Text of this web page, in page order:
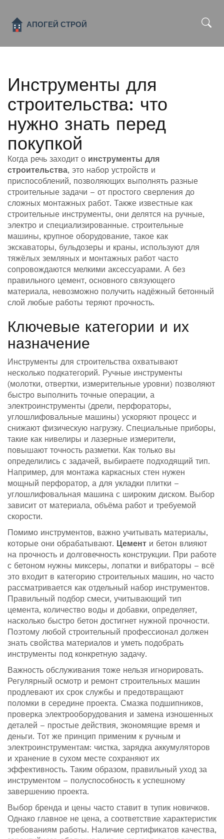
Инструменты для
строительства: что
нужно знать перед
покупкой
Когда речь заходит о инструменты для
строительства, это набор устройств и
приспособлений, позволяющих выполнять разные
строительные задачи – от простого сверления до
сложных монтажных работ. Также известные как
строительные инструменты, они делятся на ручные,
электро и специализированные. строительные
машины, крупное оборудование, такое как
экскаваторы, бульдозеры и краны, используют для
тяжёлых земляных и монтажных работ часто
сопровождаются мелкими аксессуарами. А без
правильного цемент, основного связующего
материала, невозможно получить надёжный бетонный
слой любые работы теряют прочность.
Ключевые категории и их
назначение
Инструменты для строительства охватывают
несколько подкатегорий. Ручные инструменты
(молотки, отвертки, измерительные уровни) позволяют
быстро выполнить точные операции, а
электроинструменты (дрели, перфораторы,
углошлифовальные машины) ускоряют процесс и
снижают физическую нагрузку. Специальные приборы,
такие как нивелиры и лазерные измерители,
повышают точность разметки. Как только вы
определились с задачей, выбираете подходящий тип.
Например, для монтажа каркасных стен нужен
мощный перфоратор, а для укладки плитки –
углошлифовальная машина с широким диском. Выбор
зависит от материала, объёма работ и требуемой
скорости.
Помимо инструментов, важно учитывать материалы,
которые они обрабатывают. Цемент и бетон влияют
на прочность и долговечность конструкции. При работе
с бетоном нужны миксеры, лопатки и вибраторы – всё
это входит в категорию строительных машин, но часто
рассматривается как отдельный набор инструментов.
Правильный подбор смеси, учитывающий тип
цемента, количество воды и добавки, определяет,
насколько быстро бетон достигнет нужной прочности.
Поэтому любой строительный профессионал должен
знать свойства материалов и уметь подобрать
инструменты под конкретную задачу.
Важность обслуживания тоже нельзя игнорировать.
Регулярный осмотр и ремонт строительных машин
продлевают их срок службы и предотвращают
поломки в середине проекта. Смазка подшипников,
проверка электрооборудования и замена изношенных
деталей – простые действия, экономящие время и
деньги. Тот же принцип применим к ручным и
электроинструментам: чистка, зарядка аккумуляторов
и хранение в сухом месте сохраняют их
эффективность. Таким образом, правильный уход за
инструментом – полуспособность к успешному
завершению проекта.
Выбор бренда и цены часто ставит в тупик новичков.
Однако главное не цена, а соответствие характеристик
требованиям работы. Наличие сертификатов качества,